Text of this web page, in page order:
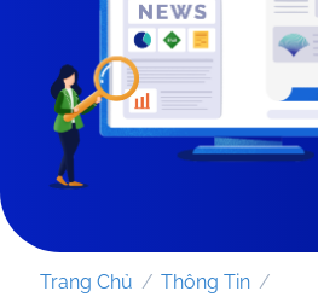
Trang Chủ / Thông Tin /